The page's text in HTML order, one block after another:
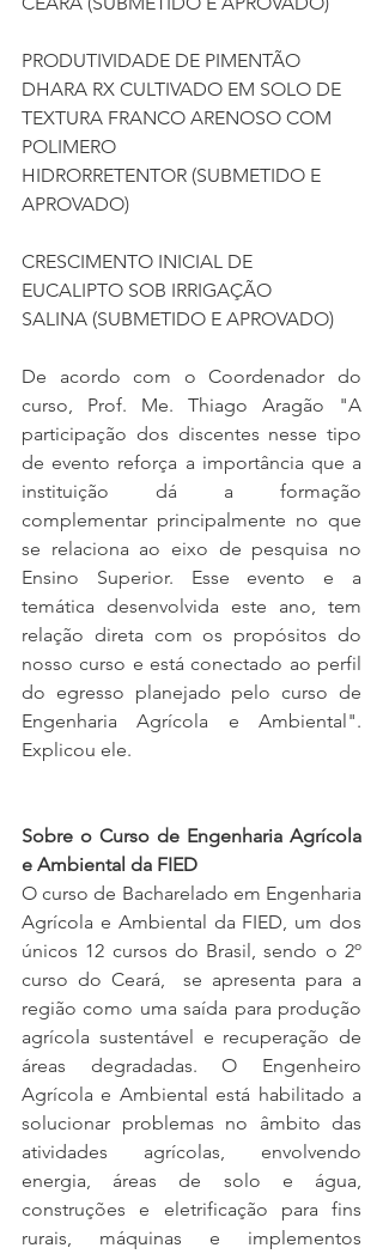
PRODUTIVIDADE DE PIMENTÃO
DHARA RX CULTIVADO EM SOLO DE
TEXTURA FRANCO ARENOSO COM
POLIMERO
HIDRORRETENTOR (SUBMETIDO E
APROVADO)
CRESCIMENTO INICIAL DE
EUCALIPTO SOB IRRIGAÇÃO
SALINA (SUBMETIDO E APROVADO)
De acordo com o Coordenador do
curso, Prof. Me. Thiago Aragão "A
participação dos discentes nesse tipo
de evento reforça a importância que a
instituição dá a formação
complementar principalmente no que
se relaciona ao eixo de pesquisa no
Ensino Superior. Esse evento e a
temática desenvolvida este ano, tem
relação direta com os propósitos do
nosso curso e está conectado ao perfil
do egresso planejado pelo curso de
Engenharia Agrícola e Ambiental".
Explicou ele.
Sobre o Curso de Engenharia Agrícola
e Ambiental da FIED
O curso de Bacharelado em Engenharia
Agrícola e Ambiental da FIED, um dos
únicos 12 cursos do Brasil, sendo o 2º
curso do Ceará,  se apresenta para a
região como uma saída para produção
agrícola sustentável e recuperação de
áreas degradadas. O Engenheiro
Agrícola e Ambiental está habilitado a
solucionar problemas no âmbito das
atividades agrícolas, envolvendo
energia, áreas de solo e água,
construções e eletrificação para fins
rurais, máquinas e implementos